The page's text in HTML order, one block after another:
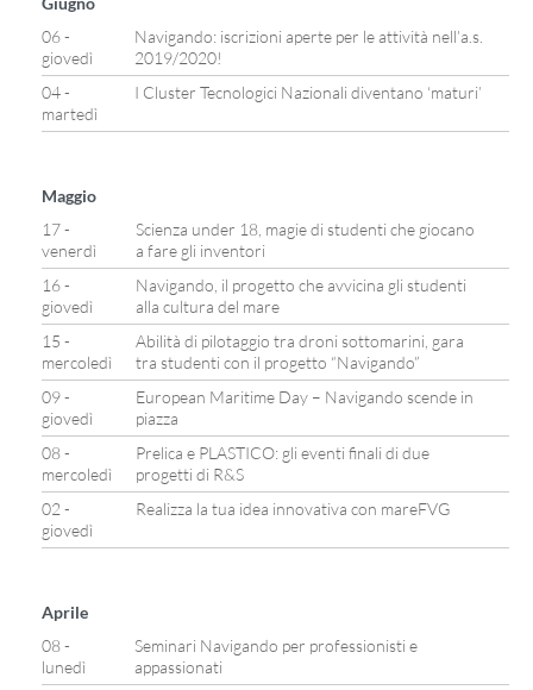
06 -
giovedì
Navigando: iscrizioni aperte per le attività nell’a.s.
2019/2020!
04 -
martedì
I Cluster Tecnologici Nazionali diventano ‘maturi’
Maggio
17 -
venerdì
Scienza under 18, magie di studenti che giocano
a fare gli inventori
16 -
giovedì
Navigando, il progetto che avvicina gli studenti
alla cultura del mare
15 -
mercoledì
Abilità di pilotaggio tra droni sottomarini, gara
tra studenti con il progetto “Navigando”
09 -
giovedì
European Maritime Day – Navigando scende in
piazza
08 -
mercoledì
Prelica e PLASTICO: gli eventi finali di due
progetti di R&S
02 -
giovedì
Realizza la tua idea innovativa con mareFVG
Aprile
08 -
lunedì
Seminari Navigando per professionisti e
appassionati